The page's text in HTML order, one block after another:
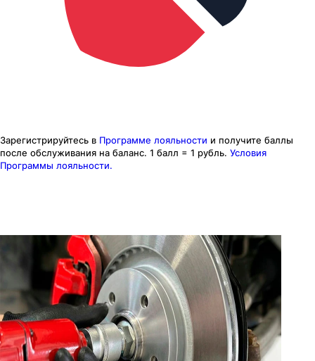
Зарегистрируйтесь в Программе лояльности и получите баллы
после обслуживания на баланс. 1 балл = 1 рубль. Условия
Программы лояльности.